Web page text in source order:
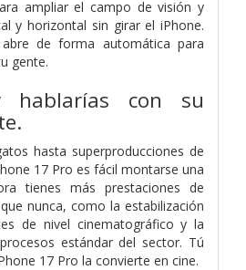
ampliar el campo de visión y
y horizontal sin girar el iPhone.
de forma automática para
gente.
con su
hasta superproducciones de
17 Pro es fácil montarse una
tienes más prestaciones de
nunca, como la estabilización
de nivel cinematográfico y la
estándar del sector. Tú
17 Pro la convierte en cine.